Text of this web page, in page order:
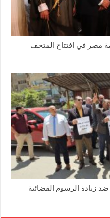
مصر في افتتاح المتحف
زيادة الرسوم القضائية